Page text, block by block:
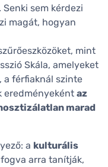
sem kérdezi
magát, hogyan
mint
Skála, amelyeket
a férfiaknál szinte
eredményeként az
marad
a kulturális
arra tanítják,